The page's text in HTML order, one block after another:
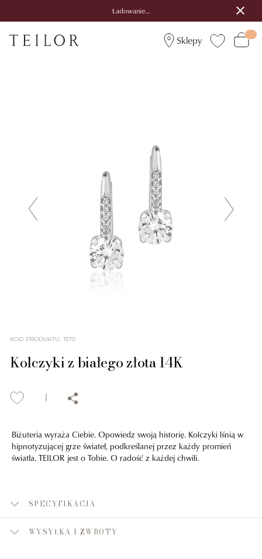
Ładowanie...
Sklepy
KOD PRODUKTU: 1570
Kolczyki z białego złota 14K
Biżuteria wyraża Ciebie. Opowiedz swoją historię. Kolczyki lśnią w
hipnotyzującej grze świateł, podkreślanej przez każdy promień
światła. TEILOR jest o Tobie. O radość z każdej chwili.
SPECYFIKACJA
WYSYŁKA I ZWROTY